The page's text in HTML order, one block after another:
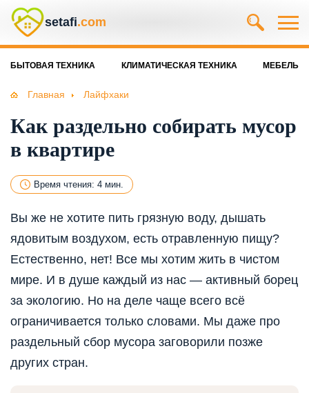
setafi.com
БЫТОВАЯ ТЕХНИКА КЛИМАТИЧЕСКАЯ ТЕХНИКА МЕБЕЛЬ
Главная Лайфхаки
Как раздельно собирать мусор
в квартире
Время чтения: 4 мин.
Вы же не хотите пить грязную воду, дышать
ядовитым воздухом, есть отравленную пищу?
Естественно, нет! Все мы хотим жить в чистом
мире. И в душе каждый из нас — активный борец
за экологию. Но на деле чаще всего всё
ограничивается только словами. Мы даже про
раздельный сбор мусора заговорили позже
других стран.